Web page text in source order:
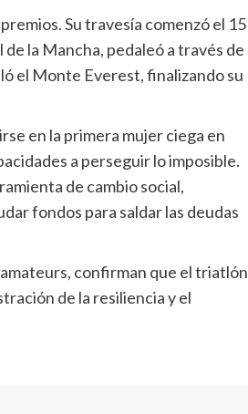
Su travesía comenzó el 15
la Mancha, pedaleó a través de
el Monte Everest, finalizando su
en la primera mujer ciega en
a perseguir lo imposible.
de cambio social,
fondos para saldar las deudas
confirman que el triatlón
de la resiliencia y el